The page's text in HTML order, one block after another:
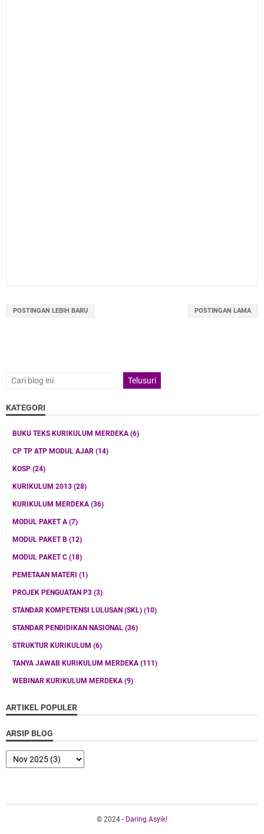
POSTINGAN LEBIH BARU POSTINGAN LAMA
KATEGORI
BUKU TEKS KURIKULUM MERDEKA (6)
CP TP ATP MODUL AJAR (14)
KOSP (24)
KURIKULUM 2013 (28)
KURIKULUM MERDEKA (36)
MODUL PAKET A (7)
MODUL PAKET B (12)
MODUL PAKET C (18)
PEMETAAN MATERI (1)
PROJEK PENGUATAN P3 (3)
STANDAR KOMPETENSI LULUSAN (SKL) (10)
STANDAR PENDIDIKAN NASIONAL (36)
STRUKTUR KURIKULUM (6)
TANYA JAWAB KURIKULUM MERDEKA (111)
WEBINAR KURIKULUM MERDEKA (9)
ARTIKEL POPULER
ARSIP BLOG
© 2024 - Daring Asyik!